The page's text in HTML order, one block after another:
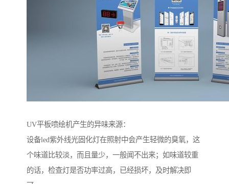
UV平板喷绘机产生的异味来源：
设备led紫外线光固化灯在照射中会产生轻微的臭氧，这
个味道比较淡，而且量少，一般闻不出来；如味道较重
的话，检查灯是否功率过高，已经损坏，及时解决即